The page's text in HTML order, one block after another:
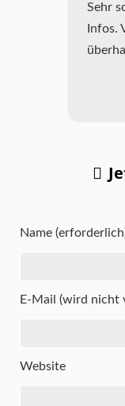
Sehr
Infos.
Name
E-Mail (wird nicht
Website